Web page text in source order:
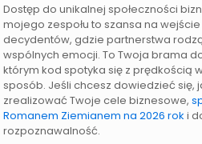
Dostęp do unikalnej społeczności
mojego zespołu to szansa na
decydentów, gdzie partnerstwa
wspólnych emocji. To Twoja brama
którym kod spotyka się z prędkością
sposób. Jeśli chcesz dowiedzieć się,
zrealizować Twoje cele biznesowe,
Romanem Ziemianem na 2026 rok i
rozpoznawalność.